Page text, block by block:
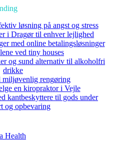
løsning på angst og stress
i Dragør til enhver lejlighed
med online betalingsløsninger
ved tiny houses
og sund alternativ til alkoholfri
drikke
miljøvenlig rengøring
en kiropraktor i Vejle
kantbeskyttere til gods under
og opbevaring